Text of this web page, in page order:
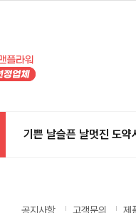
기쁜 날슬픈 날멋진 도약
공지사항 고객문의 제